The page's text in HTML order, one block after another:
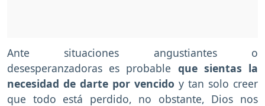
Ante situaciones angustiantes o
desesperanzadoras es probable que sientas la
necesidad de darte por vencido y tan solo creer
que todo está perdido, no obstante, Dios nos